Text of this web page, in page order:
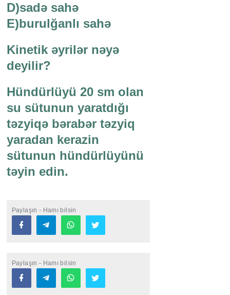
D)sadə sahə
E)burulğanlı sahə
Kinetik əyrilər nəyə
deyilir?
Hündürlüyü 20 sm olan
su sütunun yaratdığı
təzyiqə bərabər təzyiq
yaradan kerazin
sütunun hündürlüyünü
təyin edin.
Paylaşın - Hamı bilsin
Paylaşın - Hamı bilsin